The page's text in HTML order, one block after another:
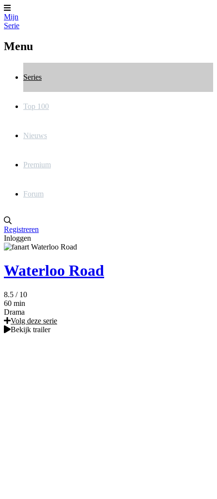
Mijn
Serie
Menu
Series
Top 100
Nieuws
Premium
Forum
Registreren
Inloggen
Waterloo Road
8.5 / 10
60 min
Drama
Volg deze serie
Bekijk trailer